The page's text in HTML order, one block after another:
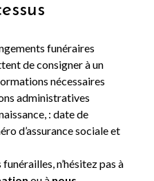
funéraires
de consigner à un
nécessaires
administratives
: date de
d’assurance sociale et
n’hésitez pas à